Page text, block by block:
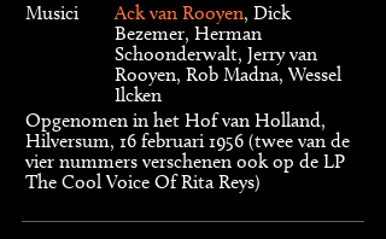
Musici
Ack van Rooyen, Dick
Bezemer, Herman
Schoonderwalt, Jerry van
Rooyen, Rob Madna, Wessel
Ilcken
Opgenomen in het Hof van Holland,
Hilversum, 16 februari 1956 (twee van de
vier nummers verschenen ook op de LP
The Cool Voice Of Rita Reys)